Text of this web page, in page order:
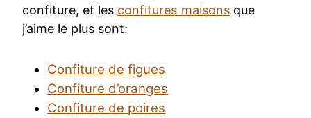
confiture, et les confitures maisonsque
j’aime le plus sont:
Confiture de figues
Confiture d’oranges
Confiture de poires